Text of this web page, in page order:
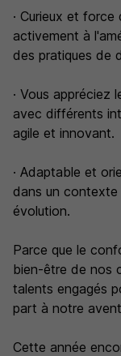
· Curieux et
activement à
des pratiques de
· Vous appréciez
avec différents
agile et innovant.
· Adaptable et
dans un
évolution.
Parce que le
bien-être de nos
talents engagés
part à notre
Cette année